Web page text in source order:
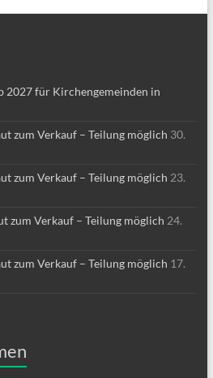
2027 für Kirchengemeinden in
zum Verkauf – Teilung möglich 30.
zum Verkauf – Teilung möglich 23.
zum Verkauf – Teilung möglich 24.
zum Verkauf – Teilung möglich 17.